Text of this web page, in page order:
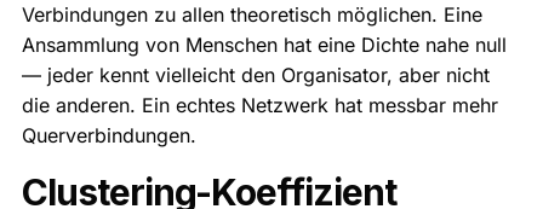
Verbindungen zu allen theoretisch möglichen. Eine
Ansammlung von Menschen hat eine Dichte nahe null
— jeder kennt vielleicht den Organisator, aber nicht
die anderen. Ein echtes Netzwerk hat messbar mehr
Querverbindungen.
Clustering-Koeffizient